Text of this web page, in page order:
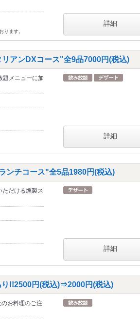
ります。
詳細
アンDXコース"全9品7000円(税込)
題メニューに加
詳細
ンチコース"全5品1980円(税込)
ただける燻製ス
詳細
り!!2500円(税込)⇒2000円(税込)
お料理のご注